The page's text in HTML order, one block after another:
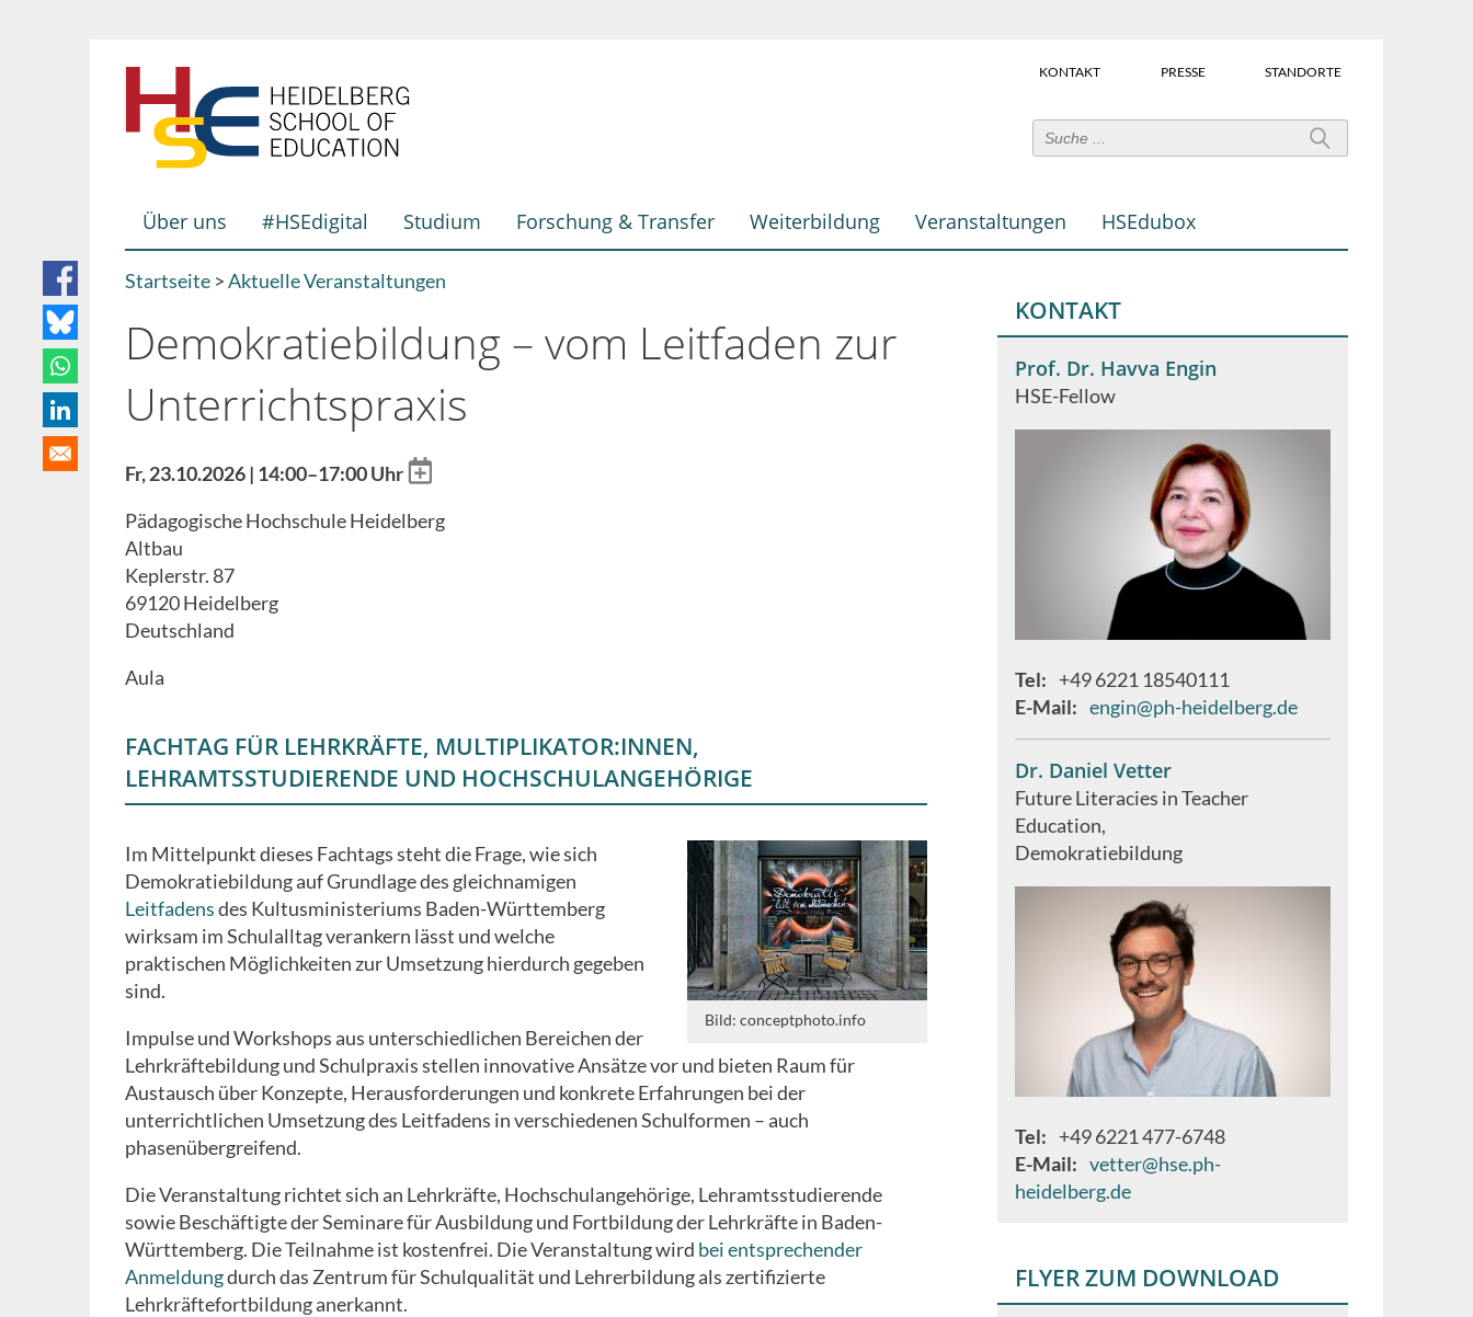
User-
(Über
Suchfeld)
KONTAKT PRESSE STANDORTE
Hauptnavigation
Über uns #HSEdigital Studium Forschung & Transfer Weiterbildung Veranstaltungen HSEdubox
Breadcrumb
Startseite Aktuelle Veranstaltungen
Demokratiebildung – vom Leitfaden zur
Unterrichtspraxis
Fr, 23.10.2026 | 14:00–17:00 UhrAdd
calendar
Pädagogische Hochschule Heidelberg
Altbau
Keplerstr. 87
69120Heidelberg
Deutschland
Aula
FACHTAG FÜR LEHRKRÄFTE, MULTIPLIKATOR:INNEN,
LEHRAMTSSTUDIERENDE UND HOCHSCHULANGEHÖRIGE
Bild: conceptphoto.info
Im Mittelpunkt dieses Fachtags steht die Frage, wie sich
Demokratiebildung auf Grundlage des gleichnamigen
Leitfadensdes Kultusministeriums Baden-Württemberg
wirksam im Schulalltag verankern lässt und welche
praktischen Möglichkeiten zur Umsetzung hierdurch gegeben
sind.
Impulse und Workshops aus unterschiedlichen Bereichen der
Lehrkräftebildung und Schulpraxis stellen innovative Ansätze vor und bieten Raum für
Austausch über Konzepte, Herausforderungen und konkrete Erfahrungen bei der
unterrichtlichen Umsetzung des Leitfadens in verschiedenen Schulformen – auch
phasenübergreifend.
Die Veranstaltung richtet sich an Lehrkräfte, Hochschulangehörige, Lehramtsstudierende
sowie Beschäftigte der Seminare für Ausbildung und Fortbildung der Lehrkräfte in Baden-
Württemberg. Die Teilnahme ist kostenfrei. Die Veranstaltung wird bei entsprechender
Anmeldungdurch das Zentrum für Schulqualität und Lehrerbildung als zertifizierte
Lehrkräftefortbildung anerkannt.
KONTAKT
Prof. Dr. Havva Engin
HSE-Fellow
Tel
+49 6221 18540111
E-Mail
engin@ph-heidelberg.de
Dr. Daniel Vetter
Future Literacies in Teacher
Education
Demokratiebildung
Tel
+49 6221 477-6748
E-Mail
vetter@hse.ph-
heidelberg.de
FLYER ZUM DOWNLOAD